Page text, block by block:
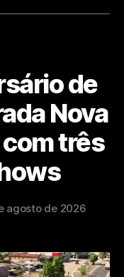
de
Nova
três
agosto de 2026